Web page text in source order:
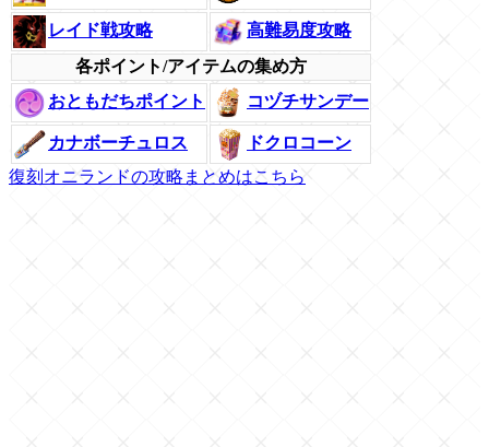
レイド戦攻略
高難易度攻略
各ポイント/アイテムの集め方
おともだちポイント
コヅチサンデー
カナボーチュロス
ドクロコーン
復刻オニランドの攻略まとめはこちら